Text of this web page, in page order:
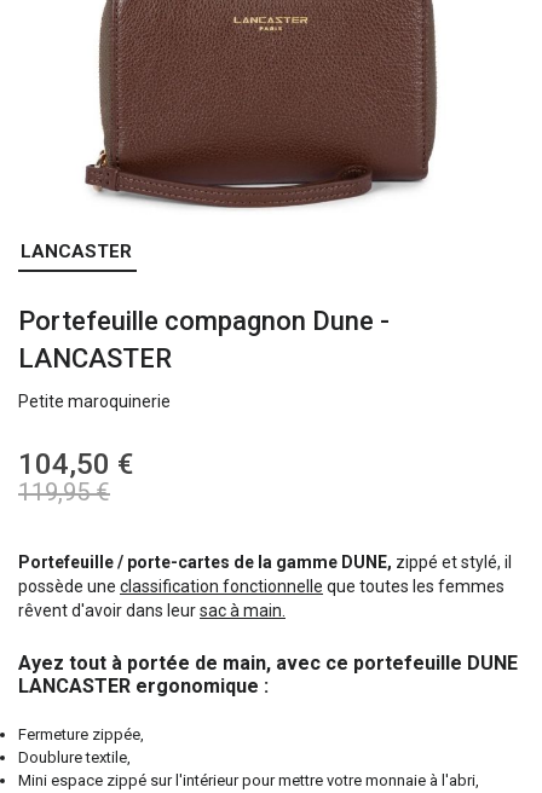
Skip
to
beginning
of
the
images
LANCASTER
Portefeuille compagnon Dune -
LANCASTER
Petite maroquinerie
104,50 €
119,95 €
Portefeuille / porte-cartes de la gamme DUNE, zippé et stylé, il
possède une classification fonctionnelle que toutes les femmes
rêvent d'avoir dans leursac à main.
Ayez tout à portée de main, avec ce portefeuille DUNE
LANCASTER ergonomique :
Fermeture zippée,
Doublure textile,
Mini espace zippé sur l'intérieur pour mettre votre monnaie à l'abri,